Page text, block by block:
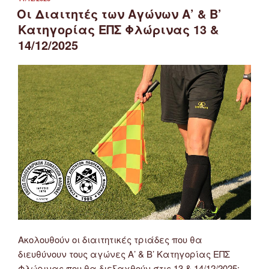
ΣΤΙΣ
Οι Διαιτητές των Αγώνων Α’ & Β’
Κατηγορίας ΕΠΣ Φλώρινας 13 &
14/12/2025
Ακολουθούν οι διαιτητικές τριάδες που θα
διευθύνουν τους αγώνες Α’ & Β’ Κατηγορίας ΕΠΣ